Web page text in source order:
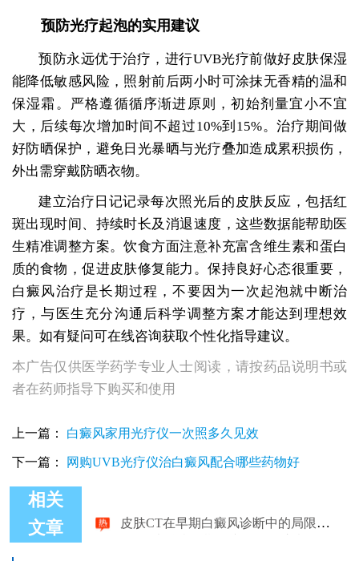
预防光疗起泡的实用建议
预防永远优于治疗，进行UVB光疗前做好皮肤保湿
能降低敏感风险，照射前后两小时可涂抹无香精的温和
保湿霜。严格遵循循序渐进原则，初始剂量宜小不宜
大，后续每次增加时间不超过10%到15%。治疗期间做
好防晒保护，避免日光暴晒与光疗叠加造成累积损伤，
外出需穿戴防晒衣物。
建立治疗日记记录每次照光后的皮肤反应，包括红
斑出现时间、持续时长及消退速度，这些数据能帮助医
生精准调整方案。饮食方面注意补充富含维生素和蛋白
质的食物，促进皮肤修复能力。保持良好心态很重要，
白癜风治疗是长期过程，不要因为一次起泡就中断治
疗，与医生充分沟通后科学调整方案才能达到理想效
果。如有疑问可在线咨询获取个性化指导建议。
本广告仅供医学药学专业人士阅读，请按药品说明书或
者在药师指导下购买和使用
上一篇： 白癜风家用光疗仪一次照多久见效
下一篇： 网购UVB光疗仪治白癜风配合哪些药物好
相关
文章
308激光治疗早期白癜风需要注意什么